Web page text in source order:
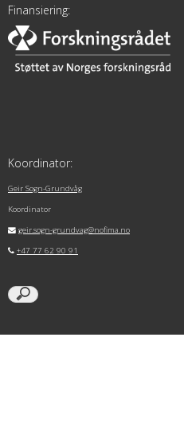
Finansiering:
Koordinator:
Geir Sogn-Grundvåg
Koordinator
geir.sogn-grundvag@nofima.no
+47 77 62 90 91